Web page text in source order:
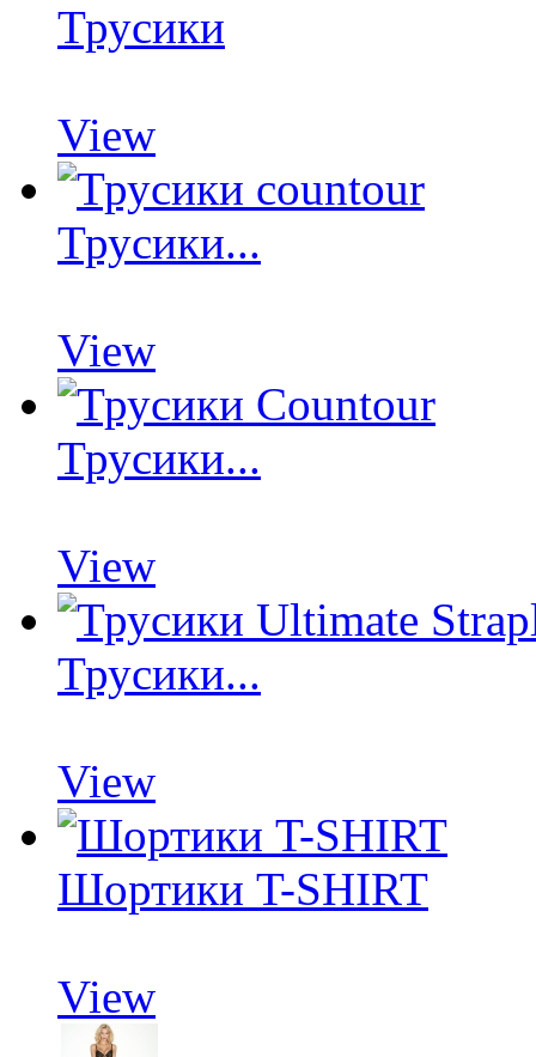
Трусики
View
Трусики...
View
Трусики...
View
Трусики...
View
Шортики T-SHIRT
View